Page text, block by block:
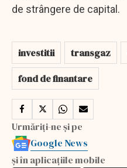
de strângere de capital.
investitii transgaz
fond de finantare
Urmăriți-ne și pe
Google News
și în aplicațiile mobile